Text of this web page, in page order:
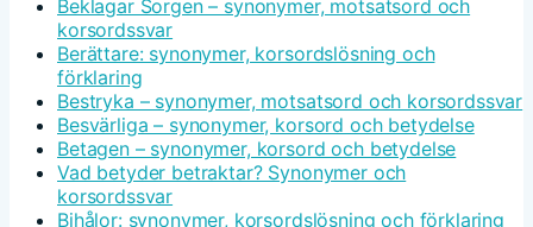
Beklagar Sorgen – synonymer, motsatsord och
korsordssvar
Berättare: synonymer, korsordslösning och
förklaring
Bestryka – synonymer, motsatsord och korsordssvar
Besvärliga – synonymer, korsord och betydelse
Betagen – synonymer, korsord och betydelse
Vad betyder betraktar? Synonymer och
korsordssvar
Bihålor: synonymer, korsordslösning och förklaring